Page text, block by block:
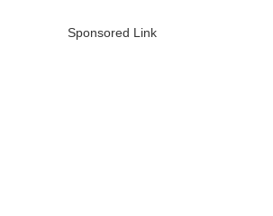
Sponsored Link